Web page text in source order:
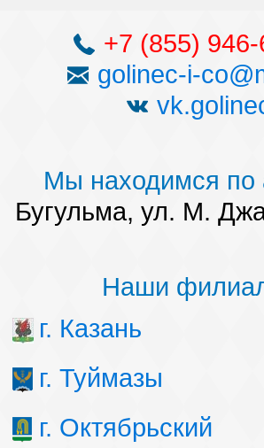
+7 (855)
golinec-i-
Мы находимся по
Бугульма, ул. М.
Наши
г. Казань
г. Туймазы
г. Октябрьский